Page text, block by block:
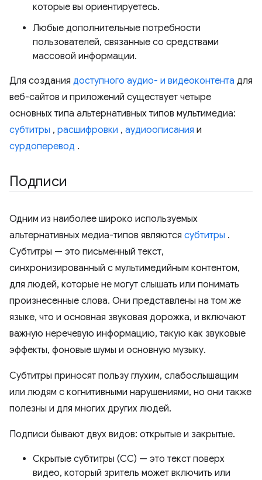
которые вы ориентируетесь.
Любые дополнительные потребности
пользователей, связанные со средствами
массовой информации.
Для создания доступного аудио- и видеоконтента для
веб-сайтов и приложений существует четыре
основных типа альтернативных типов мультимедиа:
субтитры , расшифровки , аудиоописания и
сурдоперевод .
Подписи
Одним из наиболее широко используемых
альтернативных медиа-типов являются субтитры .
Субтитры — это письменный текст,
синхронизированный с мультимедийным контентом,
для людей, которые не могут слышать или понимать
произнесенные слова. Они представлены на том же
языке, что и основная звуковая дорожка, и включают
важную неречевую информацию, такую ​​как звуковые
эффекты, фоновые шумы и основную музыку.
Субтитры приносят пользу глухим, слабослышащим
или людям с когнитивными нарушениями, но они также
полезны и для многих других людей.
Подписи бывают двух видов: открытые и закрытые.
Скрытые субтитры (СС) — это текст поверх
видео, который зритель может включить или